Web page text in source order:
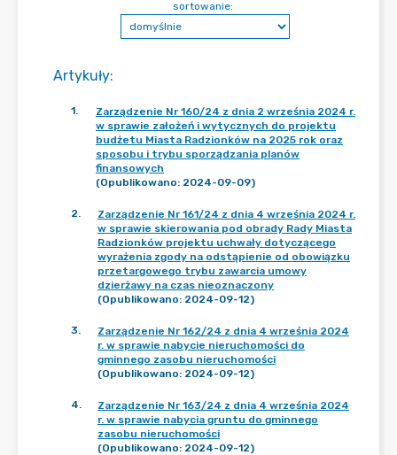
Artykuły:
sortowanie:
1.
Zarządzenie Nr 160/24 z dnia 2 września 2024 r.
w sprawie założeń i wytycznych do projektu
budżetu Miasta Radzionków na 2025 rok oraz
sposobu i trybu sporządzania planów
finansowych
(Opublikowano: 2024-09-09)
2.
Zarządzenie Nr 161/24 z dnia 4 września 2024 r.
w sprawie skierowania pod obrady Rady Miasta
Radzionków projektu uchwały dotyczącego
wyrażenia zgody na odstąpienie od obowiązku
przetargowego trybu zawarcia umowy
dzierżawy na czas nieoznaczony
(Opublikowano: 2024-09-12)
3.
Zarządzenie Nr 162/24 z dnia 4 września 2024
r. w sprawie nabycie nieruchomości do
gminnego zasobu nieruchomości
(Opublikowano: 2024-09-12)
4.
Zarządzenie Nr 163/24 z dnia 4 września 2024
r. w sprawie nabycia gruntu do gminnego
zasobu nieruchomości
(Opublikowano: 2024-09-12)